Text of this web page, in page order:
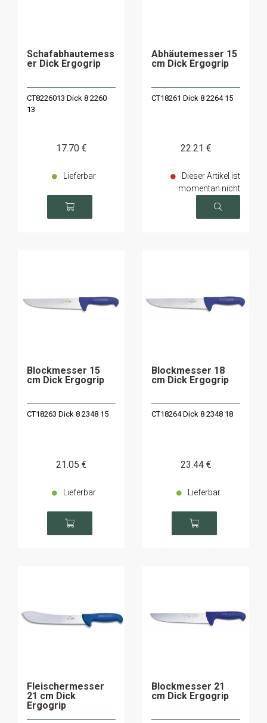
Schafabhautemess
er Dick Ergogrip
CT8226013 Dick 8 2260
13
17.70 €
Lieferbar
Abhäutemesser 15
cm Dick Ergogrip
CT18261 Dick 8 2264 15
22.21 €
Dieser Artikel ist
momentan nicht
verfügbar
Blockmesser 15
cm Dick Ergogrip
CT18263 Dick 8 2348 15
21.05 €
Lieferbar
Blockmesser 18
cm Dick Ergogrip
CT18264 Dick 8 2348 18
23.44 €
Lieferbar
Fleischermesser
21 cm Dick
Ergogrip
Blockmesser 21
cm Dick Ergogrip